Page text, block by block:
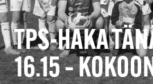
TPS-HAKA
16.15 –